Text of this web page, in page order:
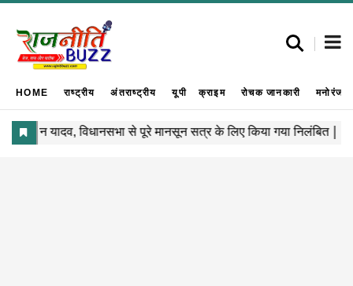
HOME राष्ट्रीय अंतराष्ट्रीय यूपी क्राइम रोचक जानकारी मनोरंजन